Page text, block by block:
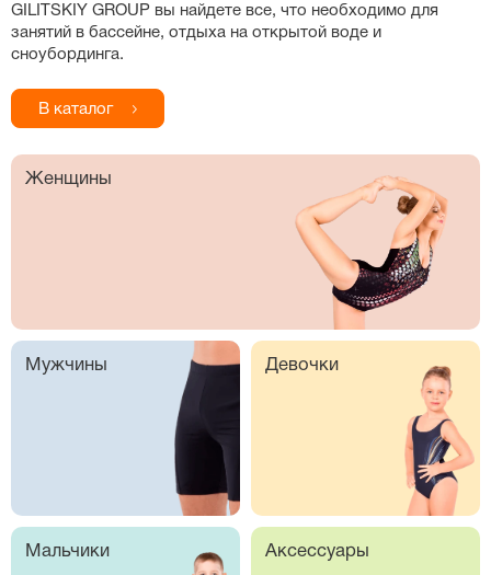
GILITSKIY GROUP вы найдете все, что необходимо для
занятий в бассейне, отдыха на открытой воде и
сноубординга.
В каталог
Женщины
Мужчины Девочки
Мальчики Аксессуары